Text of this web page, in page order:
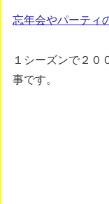
忘年会やパーティ
１シーズンで２０
事です。